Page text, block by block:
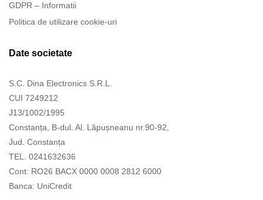
GDPR – Informatii
Politica de utilizare cookie-uri
Date societate
S.C. Dina Electronics S.R.L.
CUI 7249212
J13/1002/1995
Constanța, B-dul. Al. Lăpușneanu nr.90-92,
Jud. Constanța
TEL. 0241632636
Cont: RO26 BACX 0000 0008 2812 6000
Banca: UniCredit